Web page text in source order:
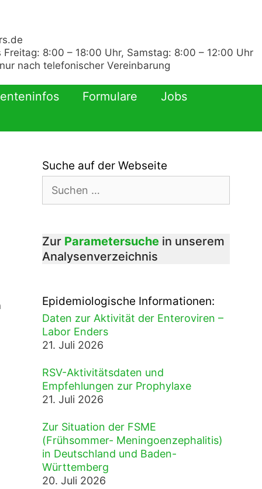
8:00 – 18:00 Uhr, Samstag: 8:00 – 12:00 Uhr
nach telefonischer Vereinbarung
Formulare Jobs
Suche auf der Webseite
nach:
Zur Parametersuchein unserem
Analysenverzeichnis
Epidemiologische Informationen:
Daten zur Aktivität der Enteroviren –
Labor Enders
21. Juli 2026
RSV-Aktivitätsdaten und
Empfehlungen zur Prophylaxe
21. Juli 2026
Zur Situation der FSME
(Frühsommer- Meningoenzephalitis)
in Deutschland und Baden-
Württemberg
20. Juli 2026